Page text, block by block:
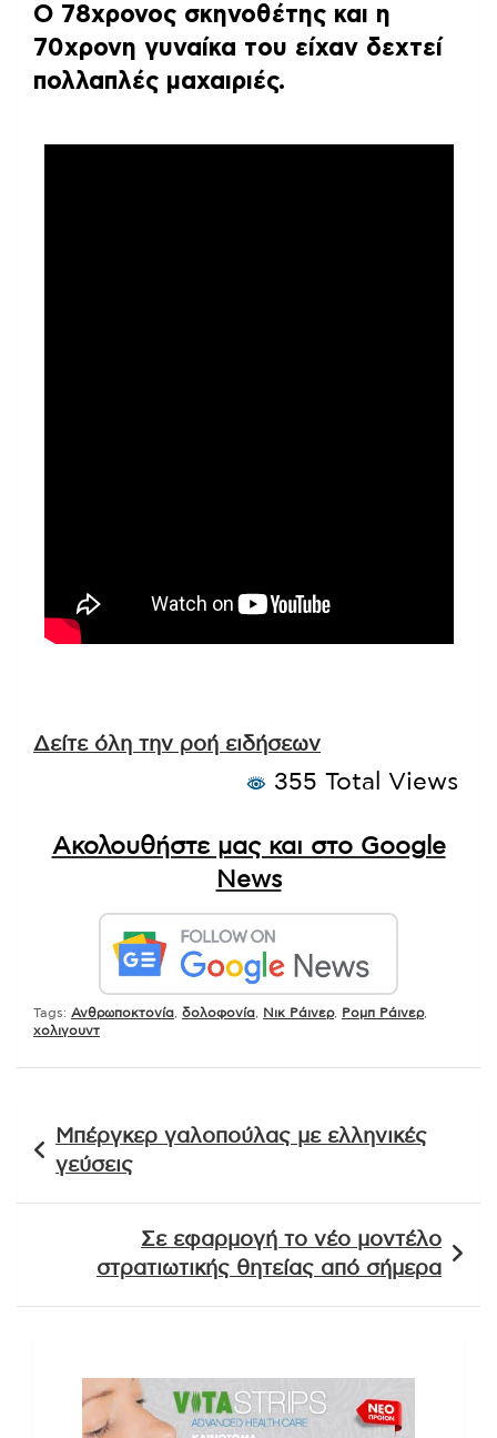
Ο 78χρονος σκηνοθέτης και η
70χρονη γυναίκα του είχαν δεχτεί
πολλαπλές μαχαιριές.
Δείτε όλη την ροή ειδήσεων
355 Total Views
Ακολουθήστε μας και στο Google
News
Tags: Ανθρωποκτονία δολοφονία Νικ Ράινερ, Ρομπ Ράινερ,
χολιγουντ
άρθρων
Μπέργκερ γαλοπούλας με ελληνικές
γεύσεις
Σε εφαρμογή το νέο μοντέλο
στρατιωτικής θητείας από σήμερα